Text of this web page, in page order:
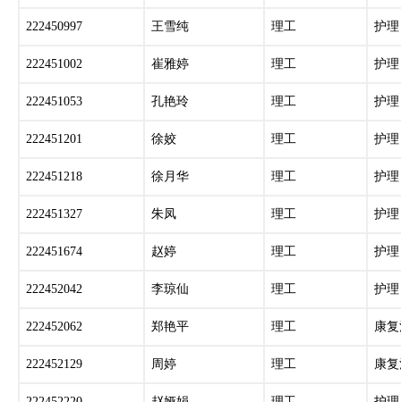
222450997 王雪纯 理工 护理
222451002 崔雅婷 理工 护理
222451053 孔艳玲 理工 护理
222451201 徐姣 理工 护理
222451218 徐月华 理工 护理
222451327 朱凤 理工 护理
222451674 赵婷 理工 护理
222452042 李琼仙 理工 护理
222452062 郑艳平 理工 康
222452129 周婷 理工 康